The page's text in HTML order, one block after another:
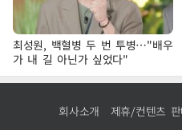
최성원, 백혈병 두 번 투병…"배우
가 내 길 아닌가 싶었다"
회사소개 제휴/컨텐츠